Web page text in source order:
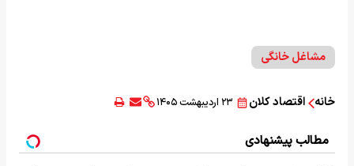
مشاغل خانگی
خانه اقتصاد کلان ۲۳ اردیبهشت ۱۴۰۵
مطالب پیشنهادی